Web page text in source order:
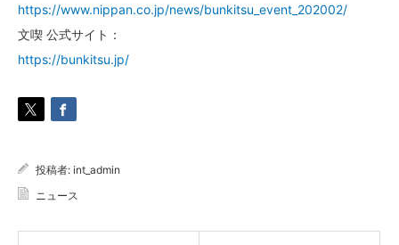
https://www.nippan.co.jp/news/bunkitsu_event_202002/
文喫 公式サイト：
https://bunkitsu.jp/
投稿者: int_admin
ニュース